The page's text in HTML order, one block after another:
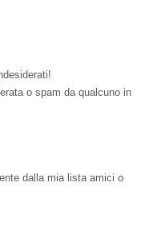
o spam da qualcuno in
dalla mia lista amici o